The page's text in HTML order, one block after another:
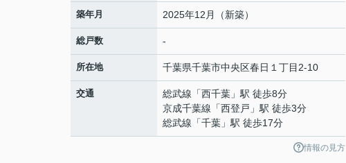
築年月 2025年12月（新築）
総戸数 -
所在地 千葉県千葉市中央区春日 １丁目2-10
交通 総武線 「西千葉 」駅 徒歩8分
京成千葉線 「西登戸 」駅 徒歩3分
総武線 「千葉 」駅 徒歩17分
情報の見方